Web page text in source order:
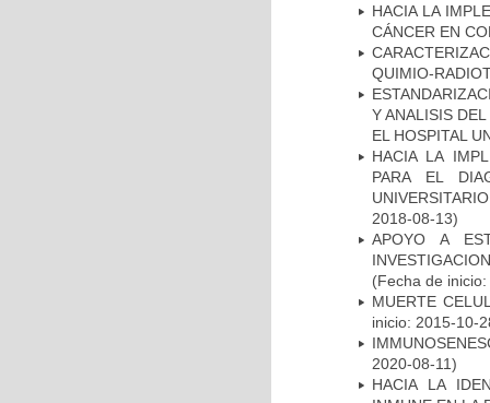
HACIA LA
CÁNCER EN
QUIMIO-
Y ANALISIS
EL HOSPITAL
HACIA LA
PARA EL
2018-08-13)
APOYO A
(Fecha de
MUERTE
inicio: 2015-10-
2020-08-11)
HACIA LA